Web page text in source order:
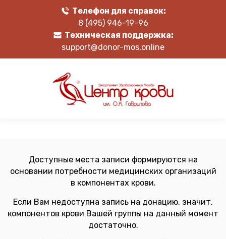
Телефон для справок:
8 (495) 946-19-96
Техническая поддержка:
support@donor-mos.online
Доступные места записи формируются на
основании потребности медицинских организаций
в компонентах крови.
Если Вам недоступна запись на донацию, значит,
компонентов крови Вашей группы на данный момент
достаточно.